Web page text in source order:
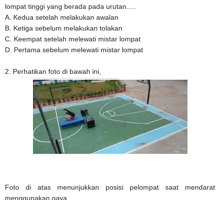
lompat tinggi yang berada pada urutan.....
A. Kedua setelah melakukan awalan
B. Ketiga sebelum melakukan tolakan
C. Keempat setelah melewati mistar lompat
D. Pertama sebelum melewati mistar lompat
2. Perhatikan foto di bawah ini,
Foto di atas menunjukkan posisi pelompat saat mendarat
menggunakan gaya....